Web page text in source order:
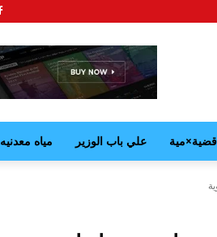
قضية×مية علي باب الوزير مياه معدنيه